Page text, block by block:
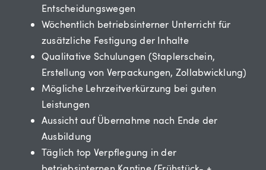
Entscheidungswegen
Wöchentlich betriebsinterner Unterricht für
zusätzliche Festigung der Inhalte
Qualitative Schulungen (Staplerschein,
Erstellung von Verpackungen, Zollabwicklung)
Mögliche Lehrzeitverkürzung bei guten
Leistungen
Aussicht auf Übernahme nach Ende der
Ausbildung
Täglich top Verpflegung in der